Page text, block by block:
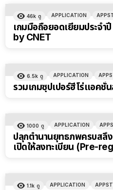
46k ดู APPLICATION
เกมมือถือยอดเยี่ยมประจำ
by CNET
6.5k ดู APPLICATION
รวมเกมซุปเปอร์ฮีโร่แอค
1000 ดู APPLICATION
ปลุกตำนานยุทธภพครบสลึ
เปิดให้ลงทะเบียน (Pre-
1.1k ดู APPLICATION